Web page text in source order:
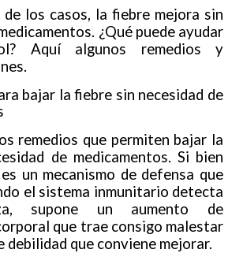
de los casos, la fiebre mejora sin
¿Qué puede ayudar
Aquí algunos remedios y
remedios que permiten bajar la
de medicamentos. Si bien
un mecanismo de defensa que
el sistema inmunitario detecta
supone un aumento de
que trae consigo malestar
debilidad que conviene mejorar.